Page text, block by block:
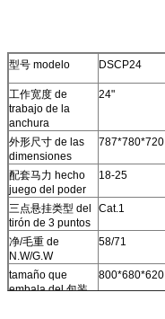
型号 modelo DSCP24
工作宽度 de
trabajo de la
anchura
24"
外形尺寸 de las
dimensiones
787*780*720
配套马力 hecho
juego del poder
18-25
三点悬挂类型 del
tirón de 3 puntos
Cat.1
净/毛重 de
N.W/G.W
58/71
tamaño que
embala del 包装
800*680*620